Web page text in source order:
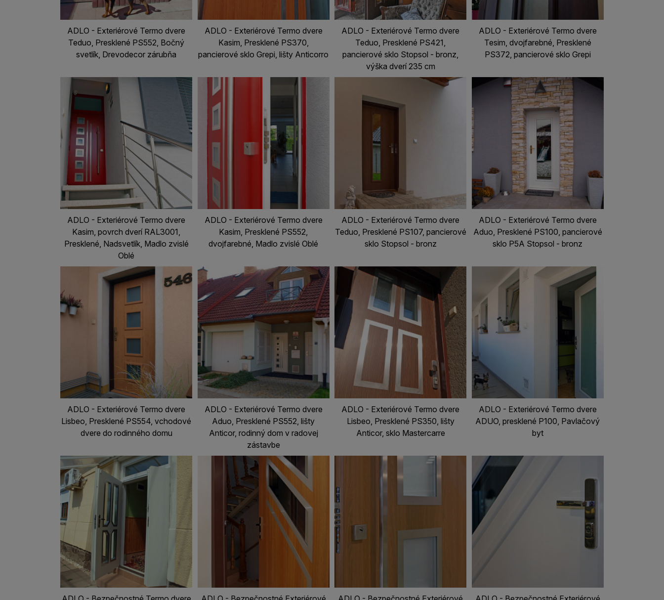
ADLO - Exteriérové Termo dvere
Teduo, Presklené PS552, Bočný
svetlík, Drevodecor zárubňa
ADLO - Exteriérové Termo dvere
Kasim, Presklené PS370,
pancierové sklo Grepi, lišty Anticorro
ADLO - Exteriérové Termo dvere
Teduo, Presklené PS421,
pancierové sklo Stopsol - bronz,
výška dverí 235 cm
ADLO - Exteriérové Termo dvere
Tesim, dvojfarebné, Presklené
PS372, pancierové sklo Grepi
ADLO - Exteriérové Termo dvere
Kasim, povrch dverí RAL3001,
Presklené, Nadsvetlík, Madlo zvislé
Oblé
ADLO - Exteriérové Termo dvere
Kasim, Presklené PS552,
dvojfarebné, Madlo zvislé Oblé
ADLO - Exteriérové Termo dvere
Teduo, Presklené PS107, pancierové
sklo Stopsol - bronz
ADLO - Exteriérové Termo dvere
Aduo, Presklené PS100, pancierové
sklo P5A Stopsol - bronz
ADLO - Exteriérové Termo dvere
Lisbeo, Presklené PS554, vchodové
dvere do rodinného domu
ADLO - Exteriérové Termo dvere
Aduo, Presklené PS552, lišty
Anticor, rodinný dom v radovej
zástavbe
ADLO - Exteriérové Termo dvere
Lisbeo, Presklené PS350, lišty
Anticor, sklo Mastercarre
ADLO - Exteriérové Termo dvere
ADUO, presklené P100, Pavlačový
byt